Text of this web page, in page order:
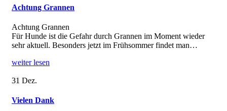
Achtung Grannen
Achtung Grannen
Für Hunde ist die Gefahr durch Grannen im Moment wieder
sehr aktuell. Besonders jetzt im Frühsommer findet man…
weiter lesen
31 Dez.
Vielen Dank